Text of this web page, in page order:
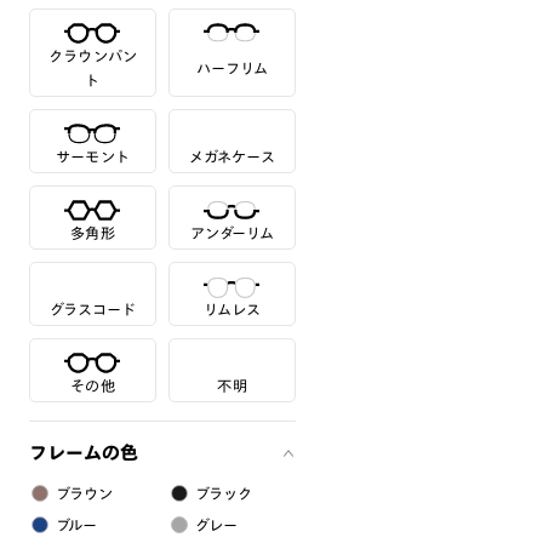
クラウンパン
ト
ハーフリム
サーモント メガネケース
多角形 アンダーリム
グラスコード リムレス
その他 不明
フレームの色
ブラウン ブラック
ブルー グレー